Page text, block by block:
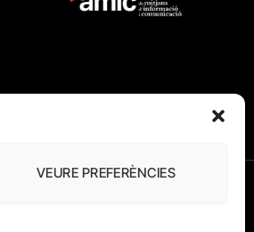
VEURE PREFERÈNCIES